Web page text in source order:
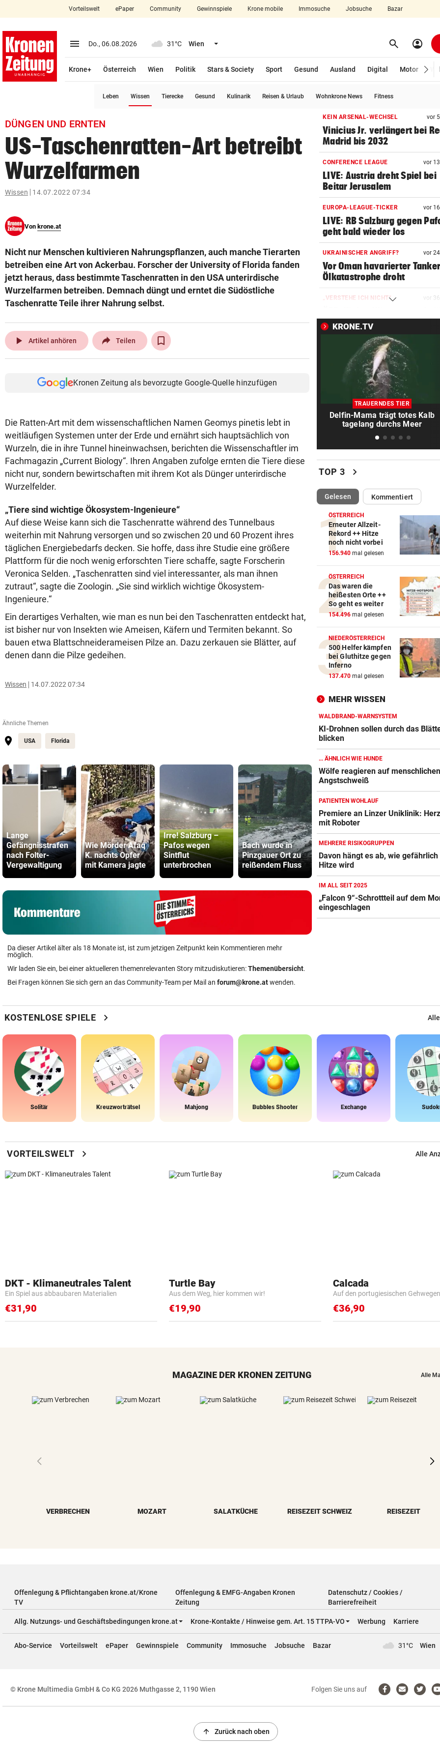
closeSchließen
account_circle Anmelden
arrow_right
arrow_right
bookmark
search
Suchbegriff
eingeben
© Krone Multimedia GmbH & Co KG 2026
Vorteilswelt ePaper Community Gewinnspiele Krone mobile Immosuche Jobsuche Bazar
menu Menü aufklappen
Do., 06.08.2026 31°C Wien Menü aufklappen search Suchen
account_circle
Krone+ Österreich Wien Politik Stars & Society Sport Gesund Ausland Digital Motor
Leben Wissen Tierecke Gesund Kulinarik Reisen & Urlaub Wohnkrone News Fitness
DÜNGEN UND ERNTEN
US-Taschenratten-Art betreibt
Wurzelfarmen
Wissen 14.07.2022 07:34
Von krone.at
Nicht nur Menschen kultivieren Nahrungspflanzen, auch manche Tierarten
betreiben eine Art von Ackerbau. Forscher der University of Florida fanden
jetzt heraus, dass bestimmte Taschenratten in den USA unterirdische
Wurzelfarmen betreiben. Demnach düngt und erntet die Südöstliche
Taschenratte Teile ihrer Nahrung selbst.
play_arrow Artikel anhören Teilen
Kronen Zeitung als bevorzugte Google-Quelle hinzufügen
Die Ratten-Art mit dem wissenschaftlichen Namen Geomys pinetis lebt in
weitläufigen Systemen unter der Erde und ernährt sich hauptsächlich von
Wurzeln, die in ihre Tunnel hineinwachsen, berichten die Wissenschaftler im
Fachmagazin „Current Biology“. Ihren Angaben zufolge ernten die Tiere diese
nicht nur, sondern bewirtschaften mit ihrem Kot als Dünger unterirdische
Wurzelfelder.
„Tiere sind wichtige Ökosystem-Ingenieure“
Auf diese Weise kann sich die Taschenratte während des Tunnelbaus
weiterhin mit Nahrung versorgen und so zwischen 20 und 60 Prozent ihres
täglichen Energiebedarfs decken. Sie hoffe, dass ihre Studie eine größere
Plattform für die noch wenig erforschten Tiere schaffe, sagte Forscherin
Veronica Selden. „Taschenratten sind viel interessanter, als man ihnen
zutraut“, sagte die Zoologin. „Sie sind wirklich wichtige Ökosystem-
Ingenieure.“
Ein derartiges Verhalten, wie man es nun bei den Taschenratten entdeckt hat,
ist bisher nur von Insekten wie Ameisen, Käfern und Termiten bekannt. So
bauen etwa Blattschneiderameisen Pilze an. Dazu zerkauen sie Blätter, auf
denen dann die Pilze gedeihen.
Wissen 14.07.2022 07:34
Ähnliche Themen
USA Florida
Lange
Gefängnisstrafen
nach Folter-
Vergewaltigung
Wie Mörder Afaq
K. nachts Opfer
mit Kamera jagte
Irre! Salzburg –
Pafos wegen
Sintflut
unterbrochen
Bach wurde in
Pinzgauer Ort zu
reißendem Fluss
33,02 Grad
Celsius im
Mittelmeer
gemessen!
Kanzler
Da dieser Artikel älter als 18 Monate ist, ist zum jetzigen Zeitpunkt kein Kommentieren mehr
möglich.
Wir laden Sie ein, bei einer aktuelleren themenrelevanten Story mitzudiskutieren:Themenübersicht.
Bei Fragen können Sie sich gern an das Community-Team per Mail an forum@krone.atwenden.
KEIN ARSENAL-WECHSEL vor
Vinicius Jr. verlängert bei
Madrid bis 2032
CONFERENCE LEAGUE vor
LIVE: Austria dreht Spiel bei
Beitar Jerusalem
EUROPA-LEAGUE-TICKER vor
LIVE: RB Salzburg gegen
geht bald wieder los
UKRAINISCHER ANGRIFF? vor
Vor Oman havarierter
Ölkatastrophe droht
„VERSTEHE ICH NICHT“ vor
Morddrohungen aus
ABSCHIED AUS ENGLAND
Spanien-Star Rodri vor
zum FC Barcelona
2 JAHRE LANG GETESTET vor
Drei Steirer tüfteln an der
Boxershort
„In der Wohnung war es
und stockfinster“
Später Doppelschlag fixiert
Rapid-Sieg in Estland
60 MILLIONEN € SCHADEN vor
Warten auf Hitze-Hilfen der
Regierung geht weiter
Irre! Salzburg – Pafos wegen
Sintflut unterbrochen
42,2 GRAD! vor
Auch in der Slowakei neuer
Allzeit-Rekord
WAS FÜR EINE KLATSCHE! vor
TV-Star geht mit Kanzler
Bach wurde in Pinzgauer Ort
reißendem Fluss
WUNDER MUSS HER vor
Fünfmal probiert – einmal
Sturm Kraftakt!
33,02 Grad Celsius im
gemessen!
LUCKENEDERS HIGHLIGHT
„Auf das Foto bin ich stolz –
die Gelbe auch“
NACH ÜBERFALL IN WIEN
Cobra stürmt Dorotheum,
verschwunden
KRONE.TV
TRAUERNDES TIER
Delfin-Mama trägt totes Kalb
tagelang durchs Meer
TOP 3 chevron_right
Gelesen(ausgewählt)Kommentiert
ÖSTERREICH
Erneuter Allzeit-
Rekord ++ Hitze
noch nicht vorbei
156.940 mal gelesen
ÖSTERREICH
Das waren die
heißesten Orte ++
So geht es weiter
154.496 mal gelesen
NIEDERÖSTERREICH
500 Helfer kämpfen
bei Gluthitze gegen
Inferno
137.470 mal gelesen
MEHR WISSEN
WALDBRAND-WARNSYSTEM
KI-Drohnen sollen durch das
blicken
... ÄHNLICH WIE HUNDE
Wölfe reagieren auf menschlichen
Angstschweiß
PATIENTEN WOHLAUF
Premiere an Linzer Uniklinik:
mit Roboter
MEHRERE RISIKOGRUPPEN
Davon hängt es ab, wie gefährlich
Hitze wird
IM ALL SEIT 2025
„Falcon 9“-Schrottteil auf dem
eingeschlagen
KOSTENLOSE SPIELE chevron_right
Solitär Kreuzworträtsel Mahjong Bubbles Shooter Exchange
VORTEILSWELT chevron_right Alle
DKT - Klimaneutrales Talent
Ein Spiel aus abbaubaren Materialien
€31,90
Turtle Bay
Aus dem Weg, hier kommen wir!
€19,90
Calcada
Auf den portugiesischen Gehwegen
€36,90
MAGAZINE DER KRONEN ZEITUNG Alle
VERBRECHEN MOZART SALATKÜCHE REISEZEIT SCHWEIZ REISEZEIT
Offenlegung & Pflichtangaben krone.at/Krone
TV
Offenlegung & EMFG-Angaben Kronen
Zeitung
Datenschutz / Cookies /
Barrierefreiheit
Allg. Nutzungs- und Geschäftsbedingungen krone.at Krone-Kontakte / Hinweise gem. Art. 15 TTPA-VO Werbung Karriere
Abo-Service Vorteilswelt ePaper Gewinnspiele Community Immosuche Jobsuche Bazar 31°C Wien
© Krone Multimedia GmbH & Co KG 2026 Muthgasse 2, 1190 Wien Folgen Sie uns auf
Zum
Facebook-
Email
schreiben
Zum
arrow_upward Zurück nach oben